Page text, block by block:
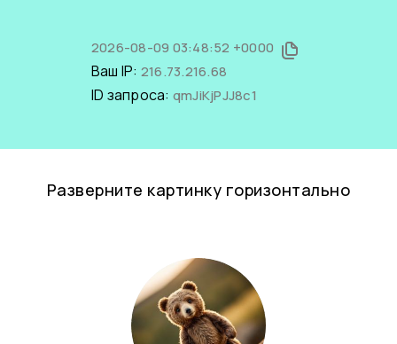
2026-08-09 03:48:52 +0000
Ваш IP: 216.73.216.68
ID запроса: qmJiKjPJJ8c1
Разверните картинку горизонтально